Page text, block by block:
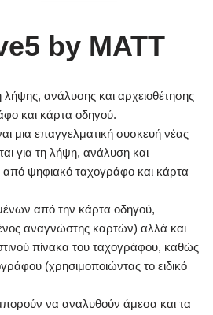
by MATT
ανάλυσης και αρχειοθέτησης
και κάρτα οδηγού.
μια επαγγελματική συσκευή νέας
για τη λήψη, ανάλυση και
ψηφιακό ταχογράφο και κάρτα
από την κάρτα οδηγού,
αναγνώστης καρτών) αλλά και
πίνακα του ταχογράφου, καθώς
(χρησιμοποιώντας το ειδικό
να αναλυθούν άμεσα και τα